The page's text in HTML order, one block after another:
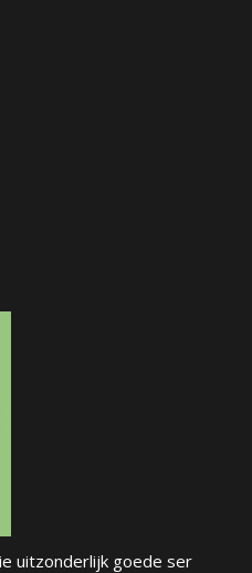
uitzonderlijk goede ser